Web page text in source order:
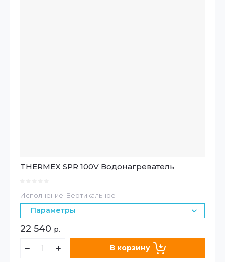
THERMEX SPR 100V Водонагреватель
Исполнение: Вертикальное
Параметры
22 540 р.
В корзину